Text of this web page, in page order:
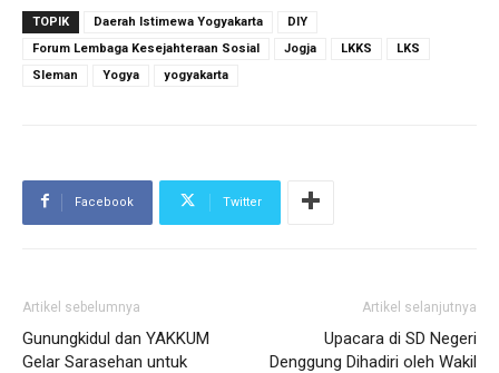
TOPIK Daerah Istimewa Yogyakarta
DIY
Forum Lembaga Kesejahteraan Sosial
Jogja LKKS
LKS
Sleman
Yogya yogyakarta
Facebook Twitter
Artikel sebelumnya
Gunungkidul dan YAKKUM
Gelar Sarasehan untuk
Artikel selanjutnya
Upacara di SD Negeri
Denggung Dihadiri oleh Wakil